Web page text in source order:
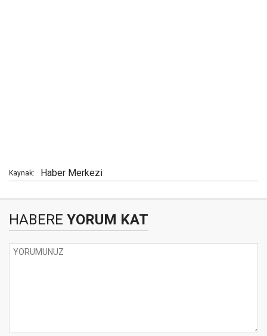
Kaynak: Haber Merkezi
HABERE YORUM KAT